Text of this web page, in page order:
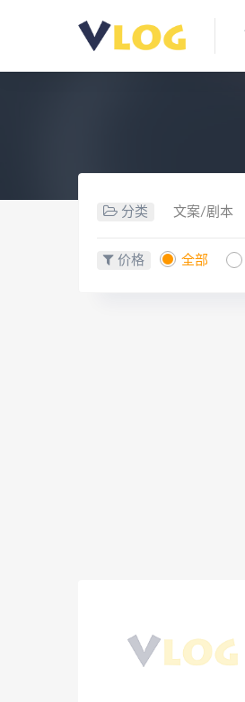
分类 文案/剧本
价格 全部